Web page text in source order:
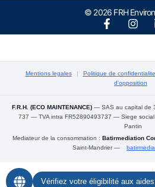
© 2026 FRH
Mentions legales | Politique de confidentialite
d'opposition
F.R.H. (ECO MAINTENANCE)— SAS au capital de
737 — TVA intra FR52890493737 — Siege
Pantin
Mediateur de la consommation : Batirmediation
Saint-Mandrier —
Vérifiez votre éligibilité aux aides